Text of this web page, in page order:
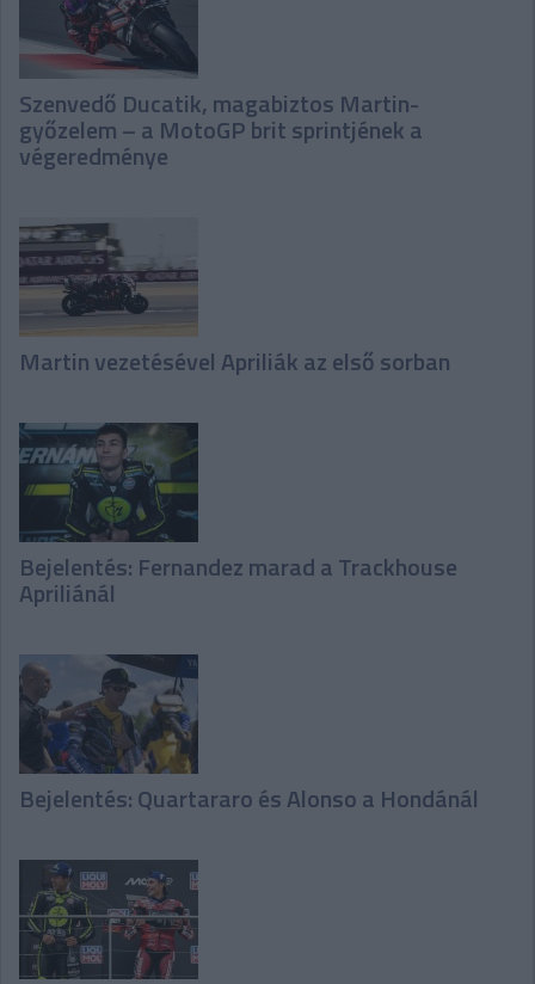
Szenvedő Ducatik, magabiztos Martin-
győzelem – a MotoGP brit sprintjének a
végeredménye
Martin vezetésével Apriliák az első sorban
Bejelentés: Fernandez marad a Trackhouse
Apriliánál
Bejelentés: Quartararo és Alonso a Hondánál